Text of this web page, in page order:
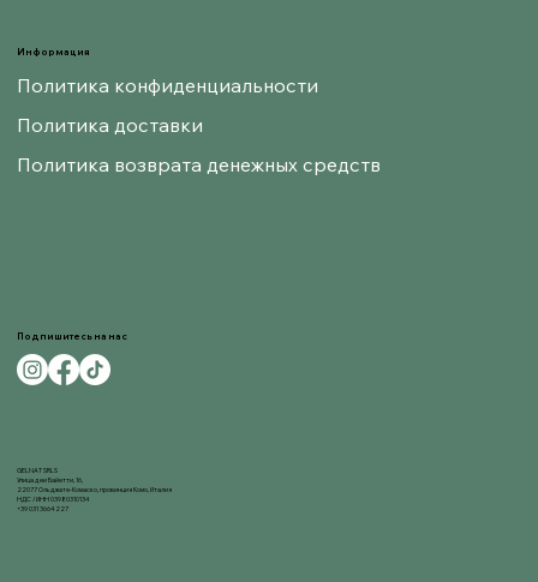
Информация
Политика конфиденциальности
Политика доставки
Политика возврата денежных средств
Подпишитесь на нас
GELNAT SRLS
Улица деи Байетти, 16,
22077 Ольджате-Комаско, провинция Комо, Италия
НДС / ИНН 03980310134
+39 031 3664227